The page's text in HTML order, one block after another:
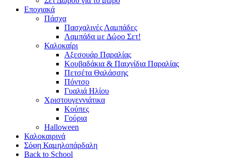
Εποχιακά
Πάσχα
Πασχαλινές Λαμπάδες
Λαμπάδα με Δώρο Σετ!
Καλοκαίρι
Αξεσουάρ Παραλίας
Κουβαδάκια & Παιχνίδια Παραλίας
Πετσέτα Θαλάσσης
Πόντσο
Γυαλιά Ηλίου
Χριστουγεννιάτικα
Κούπες
Γούρια
Halloween
Καλοκαιρινά
Σόφη Καμηλοπάρδαλη
Back to School